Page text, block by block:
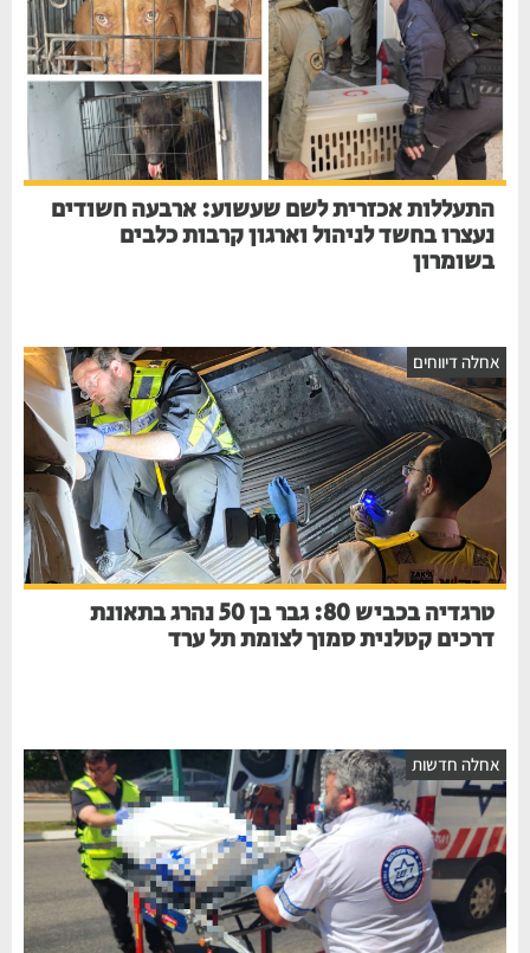
התעללות אכזרית לשם שעשוע: ארבעה חשודים
נעצרו בחשד לניהול וארגון קרבות כלבים
בשומרון
דיווחים
טרגדיה בכביש 80: גבר בן 50 נהרג בתאונת
דרכים קטלנית סמוך לצומת תל ערד
חדשות